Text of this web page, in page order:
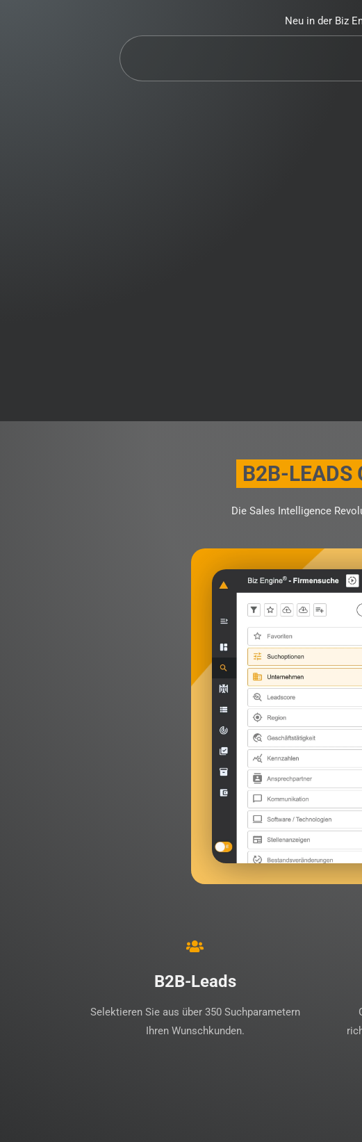
Neu in der Biz
B2B-LEADS
Die Sales Intelligence
B2B-Leads
Selektieren Sie aus über 350 Suchparametern
Ihren Wunschkunden.